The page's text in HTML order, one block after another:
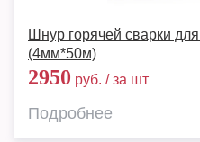
Шнур горячей сварки
(4мм*50м)
2950 руб. / за шт
Подробнее